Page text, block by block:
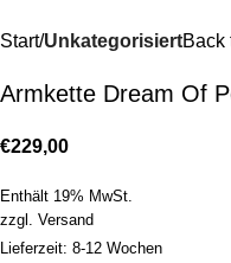
Start UnkategorisiertBack
Armkette Dream Of
€229,00
Enthält 19% MwSt.
zzgl. Versand
Lieferzeit: 8-12 Wochen